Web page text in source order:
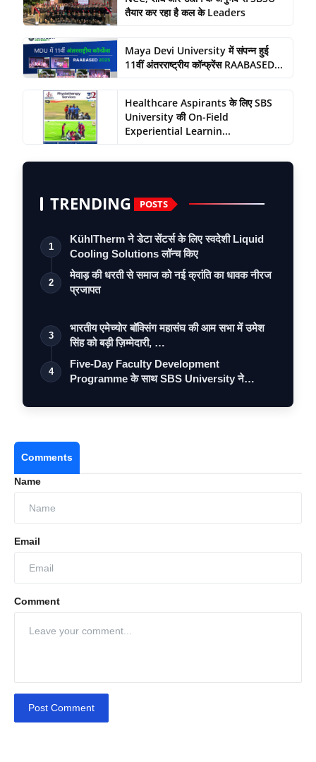
तैयार कर रहा है कल के Leaders
Maya Devi University में संपन्न हुई
11वीं अंतरराष्ट्रीय कॉन्फ्रेंस RAABASED...
Healthcare Aspirants के लिए SBS
University की On-Field
Experiential Learnin...
TRENDING POSTS
1
KühlTherm ने डेटा सेंटर्स के लिए स्वदेशी Liquid
Cooling Solutions लॉन्च किए
2
मेवाड़ की धरती से समाज को नई क्रांति का धावक नीरज
प्रजापत
3
भारतीय एमेच्योर बॉक्सिंग महासंघ की आम सभा में उमेश
सिंह को बड़ी ज़िम्मेदारी, …
4
Five-Day Faculty Development
Programme के साथ SBS University ने
Comments
Name
Email
Comment
Post Comment